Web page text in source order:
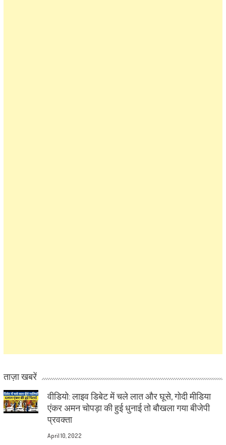
ताज़ा खबरें
वीडियो: लाइव डिबेट में चले लात और घूसे, गोदी मीडिया
एंकर अमन चोपड़ा की हुई धुनाई तो बौखला गया बीजेपी
प्रवक्ता
April 10, 2022